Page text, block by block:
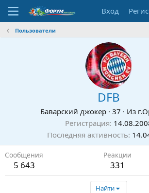
Вход
Пользователи
DFB
Баварский джокер · 37 · Из
Регистрация
Последняя активность
Сообщения
5 643
Реакции
331
Найти